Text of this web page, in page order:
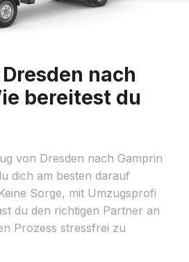
nach
bereitest du
von Dresden nach Gamprin
dich am besten darauf
Sorge, mit Umzugsprofi
du den richtigen Partner an
Prozess stressfrei zu